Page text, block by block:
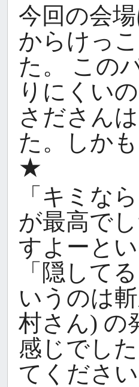
今回の会
からけっ
た。 この
りにくい
さださん
た。しか
★
「キミな
が最高で
すよーと
「隠して
いうのは
村さん) の
感じでし
てください